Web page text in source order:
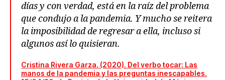
días y con verdad, está en la raíz del problema
que condujo a la pandemia. Y mucho se reitera
la imposibilidad de regresar a ella, incluso si
algunos así lo quisieran.
Cristina Rivera Garza. (2020). Del verbo tocar: Las
manos de la pandemia y las preguntas inescapables.